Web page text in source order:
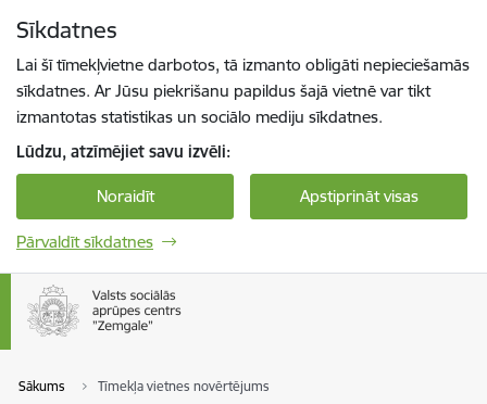
Sīkdatnes
Lai šī tīmekļvietne darbotos, tā izmanto obligāti nepieciešamās
sīkdatnes. Ar Jūsu piekrišanu papildus šajā vietnē var tikt
izmantotas statistikas un sociālo mediju sīkdatnes.
Lūdzu, atzīmējiet savu izvēli:
Noraidīt Apstiprināt visas
Pārvaldīt sīkdatnes
Sākums Tīmekļa vietnes novērtējums